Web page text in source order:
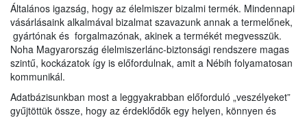
Általános igazság, hogy az élelmiszer bizalmi termék. Mindennapi
vásárlásaink alkalmával bizalmat szavazunk annak a termelőnek,
gyártónak és forgalmazónak, akinek a termékét megvesszük.
Noha Magyarország élelmiszerlánc-biztonsági rendszere magas
szintű, kockázatok így is előfordulnak, amit a Nébih folyamatosan
kommunikál.
Adatbázisunkban most a leggyakrabban előforduló „veszélyeket”
gyűjtöttük össze, hogy az érdeklődők egy helyen, könnyen és